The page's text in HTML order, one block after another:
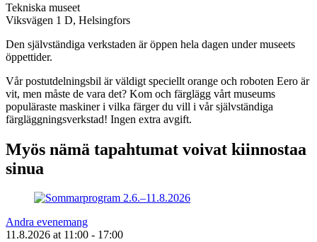
Tekniska museet
Viksvägen 1 D, Helsingfors
Den självständiga verkstaden är öppen hela dagen under museets
öppettider.
Vår postutdelningsbil är väldigt speciellt orange och roboten Eero är
vit, men måste de vara det? Kom och färglägg vårt museums
populäraste maskiner i vilka färger du vill i vår självständiga
färgläggningsverkstad! Ingen extra avgift.
Myös nämä tapahtumat voivat kiinnostaa
sinua
Andra evenemang
11.8.2026 at 11:00 - 17:00